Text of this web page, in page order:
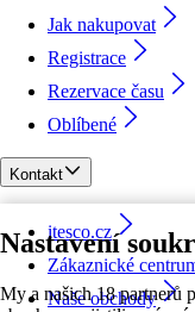
Nastavení
My a našich 18 partnerů
Jak nakupovat
Registrace
Rezervace času
Oblíbené
Kontakt
itesco.cz
Zákaznické
Naše obchody